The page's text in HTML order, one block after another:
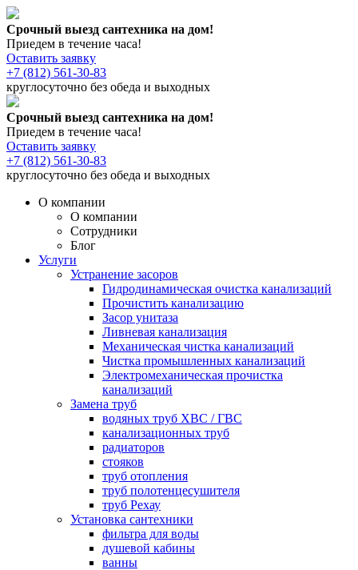
Срочный выезд сантехника на дом!
Приедем в течение часа!
Оставить заявку
+7 (812) 561-30-83
круглосуточно без обеда и выходных
Срочный выезд сантехника на дом!
Приедем в течение часа!
Оставить заявку
+7 (812) 561-30-83
круглосуточно без обеда и выходных
О компании
О компании
Сотрудники
Блог
Услуги
Устранение засоров
Гидродинамическая очистка канализаций
Прочистить канализацию
Засор унитаза
Ливневая канализация
Механическая чистка канализаций
Чистка промышленных канализаций
Электромеханическая прочистка
канализаций
Замена труб
водяных труб ХВС / ГВС
канализационных труб
радиаторов
стояков
труб отопления
труб полотенцесушителя
труб Рехау
Установка сантехники
фильтра для воды
душевой кабины
ванны